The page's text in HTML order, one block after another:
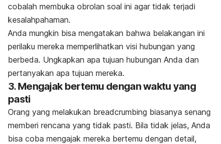
cobalah membuka obrolan soal ini agar tidak terjadi
kesalahpahaman.
Anda mungkin bisa mengatakan bahwa belakangan ini
perilaku mereka memperlihatkan visi hubungan yang
berbeda. Ungkapkan apa tujuan hubungan Anda dan
pertanyakan apa tujuan mereka.
3. Mengajak bertemu dengan waktu yang
pasti
Orang yang melakukan breadcrumbing biasanya senang
memberi rencana yang tidak pasti. Bila tidak jelas, Anda
bisa coba mengajak mereka bertemu dengan detail,